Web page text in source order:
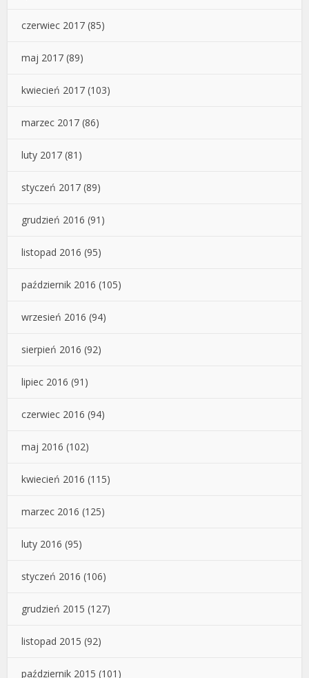
czerwiec 2017 (85)
maj 2017 (89)
kwiecień 2017 (103)
marzec 2017 (86)
luty 2017 (81)
styczeń 2017 (89)
grudzień 2016 (91)
listopad 2016 (95)
październik 2016 (105)
wrzesień 2016 (94)
sierpień 2016 (92)
lipiec 2016 (91)
czerwiec 2016 (94)
maj 2016 (102)
kwiecień 2016 (115)
marzec 2016 (125)
luty 2016 (95)
styczeń 2016 (106)
grudzień 2015 (127)
listopad 2015 (92)
październik 2015 (101)